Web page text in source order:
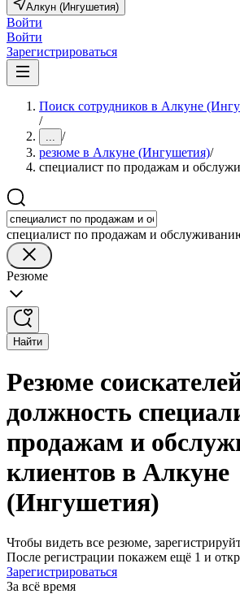
Алкун (Ингушетия)
Войти
Войти
Зарегистрироваться
Поиск сотрудников в Алкуне
/
... /
резюме в Алкуне (Ингушетия)/
специалист по продажам и
специалист по продажам и
Резюме
Найти
Резюме
должность
продажам и
клиентов в Алкуне
(Ингушетия)
Чтобы видеть все резюме,
После регистрации покажем ещё 1 и
Зарегистрироваться
За всё время